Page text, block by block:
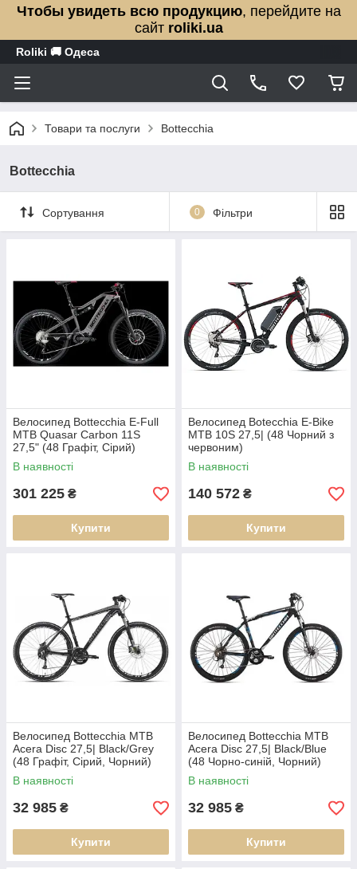
Чтобы увидеть всю продукцию, перейдите на
сайт roliki.ua
Roliki 🚚 Одеса
Товари та послуги Bottecchia
Bottecchia
Сортування 0 Фільтри
Велосипед Bottecchia E-Full
MTB Quasar Carbon 11S
27,5" (48 Графіт, Сірий)
В наявності
301 225 ₴
Купити
Велосипед Botecchia E-Bike
MTB 10S 27,5| (48 Чорний з
червоним)
В наявності
140 572 ₴
Купити
Велосипед Bottecchia MTB
Acera Disc 27,5| Black/Grey
(48 Графіт, Сірий, Чорний)
В наявності
32 985 ₴
Купити
Велосипед Bottecchia MTB
Acera Disc 27,5| Black/Blue
(48 Чорно-синій, Чорний)
В наявності
32 985 ₴
Купити